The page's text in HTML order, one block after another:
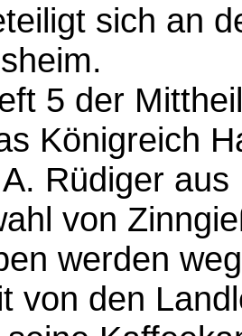
sich an
5 der
Königreich
Rüdiger
von
werden
von den